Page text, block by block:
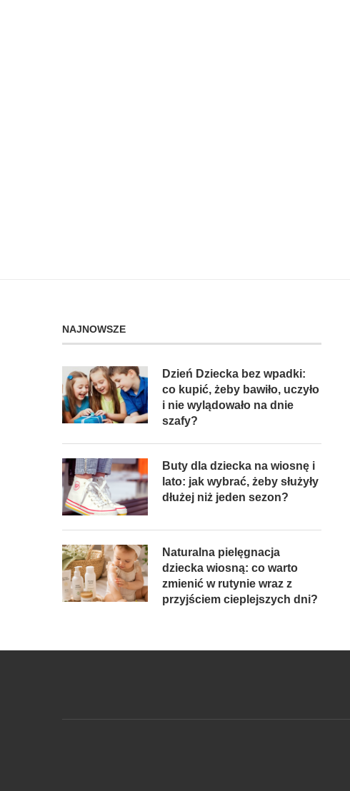
NAJNOWSZE
Dzień Dziecka bez wpadki:
co kupić, żeby bawiło, uczyło
i nie wylądowało na dnie
szafy?
Buty dla dziecka na wiosnę i
lato: jak wybrać, żeby służyły
dłużej niż jeden sezon?
Naturalna pielęgnacja
dziecka wiosną: co warto
zmienić w rutynie wraz z
przyjściem cieplejszych dni?